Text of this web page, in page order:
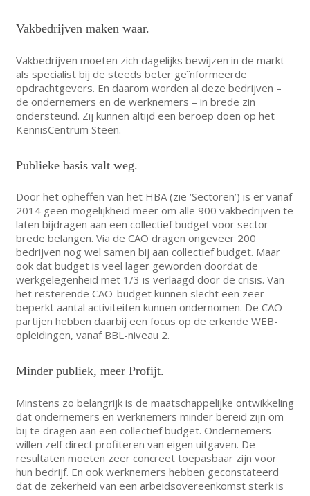
Vakbedrijven maken waar.
Vakbedrijven moeten zich dagelijks bewijzen in de markt
als specialist bij de steeds beter geïnformeerde
opdrachtgevers. En daarom worden al deze bedrijven –
de ondernemers en de werknemers – in brede zin
ondersteund. Zij kunnen altijd een beroep doen op het
KennisCentrum Steen.
Publieke basis valt weg.
Door het opheffen van het HBA (zie ‘Sectoren’) is er vanaf
2014 geen mogelijkheid meer om alle 900 vakbedrijven te
laten bijdragen aan een collectief budget voor sector
brede belangen. Via de CAO dragen ongeveer 200
bedrijven nog wel samen bij aan collectief budget. Maar
ook dat budget is veel lager geworden doordat de
werkgelegenheid met 1/3 is verlaagd door de crisis. Van
het resterende CAO-budget kunnen slecht een zeer
beperkt aantal activiteiten kunnen ondernomen. De CAO-
partijen hebben daarbij een focus op de erkende WEB-
opleidingen, vanaf BBL-niveau 2.
Minder publiek, meer Profijt.
Minstens zo belangrijk is de maatschappelijke ontwikkeling
dat ondernemers en werknemers minder bereid zijn om
bij te dragen aan een collectief budget. Ondernemers
willen zelf direct profiteren van eigen uitgaven. De
resultaten moeten zeer concreet toepasbaar zijn voor
hun bedrijf. En ook werknemers hebben geconstateerd
dat de zekerheid van een arbeidsovereenkomst sterk is